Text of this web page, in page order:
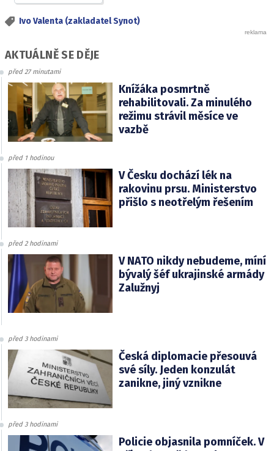
Ivo Valenta (zakladatel Synot)
AKTUÁLNĚ SE DĚJE
před 27 minutami
Knížáka posmrtně
rehabilitovali. Za minulého
režimu strávil měsíce ve
vazbě
před 1 hodinou
V Česku dochází lék na
rakovinu prsu. Ministerstvo
přišlo s neotřelým řešením
před 2 hodinami
V NATO nikdy nebudeme, míní
bývalý šéf ukrajinské armády
Zalužnyj
před 3 hodinami
Česká diplomacie přesouvá
své síly. Jeden konzulát
zanikne, jiný vznikne
před 3 hodinami
Policie objasnila pomníček. V